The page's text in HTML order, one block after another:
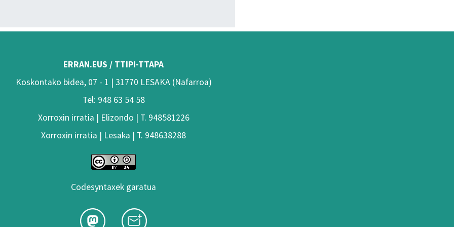
ERRAN.EUS / TTIPI-TTAPA
Koskontako bidea, 07 - 1 | 31770 LESAKA (Nafarroa)
Tel: 948 63 54 58
Xorroxin irratia | Elizondo | T. 948581226
Xorroxin irratia | Lesaka | T. 948638288
Codesyntaxek garatua